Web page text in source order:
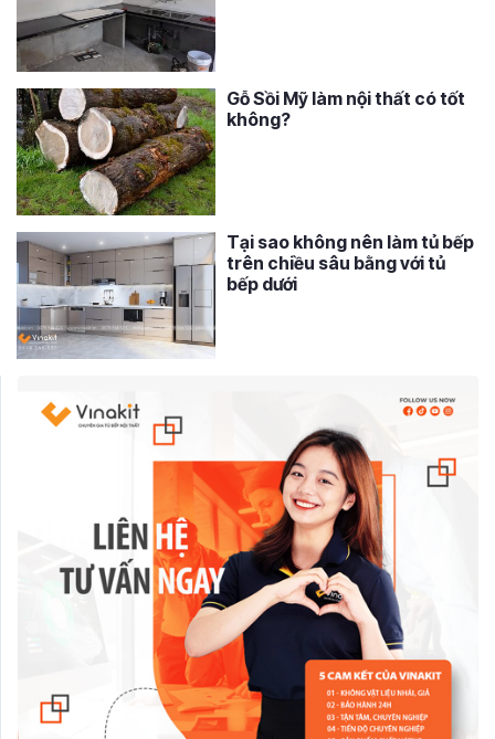
Gỗ Sồi Mỹ làm nội thất có tốt
không?
Tại sao không nên làm tủ bếp
trên chiều sâu bằng với tủ
bếp dưới